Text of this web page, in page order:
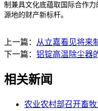
制兼具文化底蕴取国际合作
源地的财产新标杆。
上一篇：
从立嘉看见将
下一篇： 铝锭高温除尘器
相关新闻
农业农村部召开畜